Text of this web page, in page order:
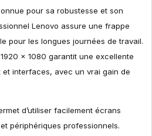
pour sa robustesse et son
Lenovo assure une frappe
pour les longues journées de travail.
1920 x 1080 garantit une excellente
et interfaces, avec un vrai gain de
d’utiliser facilement écrans
périphériques professionnels.